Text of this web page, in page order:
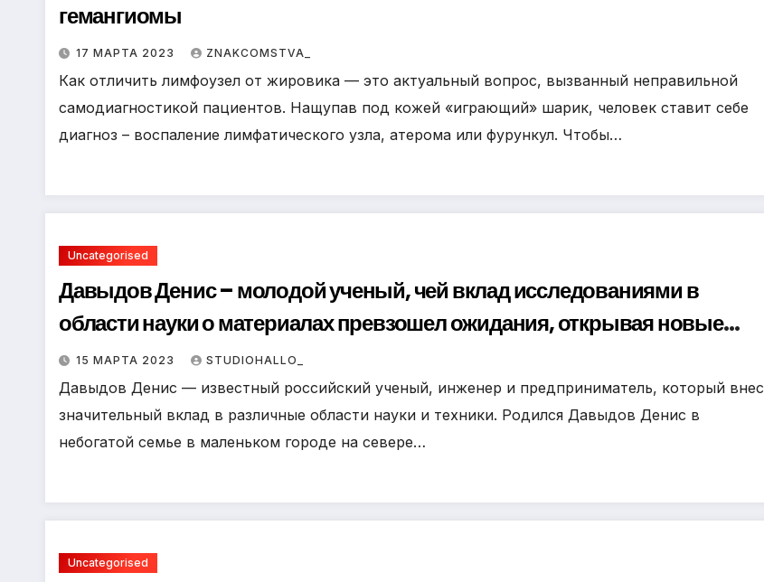
гемангиомы
17 МАРТА 2023 ZNAKCOMSTVA_
Как отличить лимфоузел от жировика — это актуальный вопрос, вызванный неправильной
самодиагностикой пациентов. Нащупав под кожей «играющий» шарик, человек ставит себе
диагноз – воспаление лимфатического узла, атерома или фурункул. Чтобы…
Uncategorised
Давыдов Денис – молодой ученый, чей вклад исследованиями в
области науки о материалах превзошел ожидания, открывая новые
горизонты и принеся множество положительных достижений!
15 МАРТА 2023 STUDIOHALLO_
Давыдов Денис — известный российский ученый, инженер и предприниматель, который внес
значительный вклад в различные области науки и техники. Родился Давыдов Денис в
небогатой семье в маленьком городе на севере…
Uncategorised